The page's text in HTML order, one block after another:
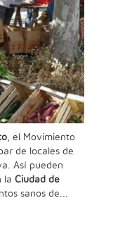
, el Movimiento
de locales de
Así pueden
laCiudad de
sanos de...